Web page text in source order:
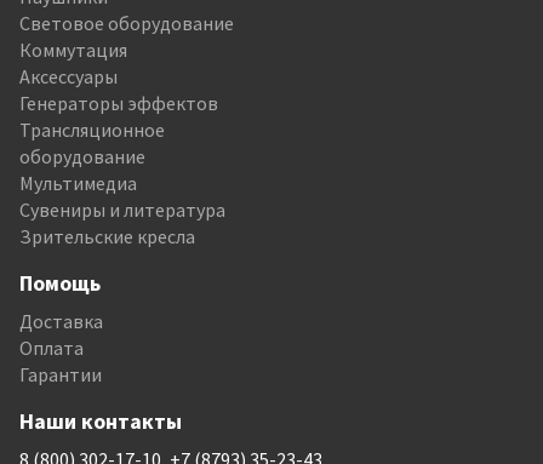
Световое оборудование
Коммутация
Аксессуары
Генераторы эффектов
Трансляционное
оборудование
Мультимедиа
Сувениры и литература
Зрительские кресла
Помощь
Доставка
Оплата
Гарантии
Наши контакты
8 (800) 302-17-10, +7 (8793) 35-23-43